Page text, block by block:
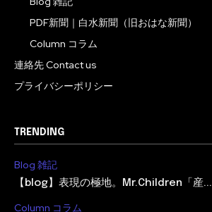
PDF新聞｜白水新聞（旧おはな新聞）
Column コラム
連絡先 Contact us
プライバシーポリシー
TRENDING
Blog 雑記
【blog】表現の極地。Mr.Children「産...
Column コラム